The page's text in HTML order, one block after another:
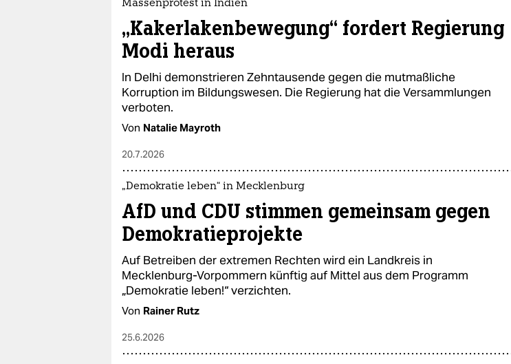
epaper login
Massenprotest in Indien
„Kakerlakenbewegung“ fordert Regierung
Modi heraus
In Delhi demonstrieren Zehntausende gegen die mutmaßliche
Korruption im Bildungswesen. Die Regierung hat die Versammlungen
verboten.
Von Natalie Mayroth
20.7.2026
„Demokratie leben“ in Mecklenburg
AfD und CDU stimmen gemeinsam gegen
Demokratieprojekte
Auf Betreiben der extremen Rechten wird ein Landkreis in
Mecklenburg-Vorpommern künftig auf Mittel aus dem Programm
„Demokratie leben!“ verzichten.
Von Rainer Rutz
25.6.2026